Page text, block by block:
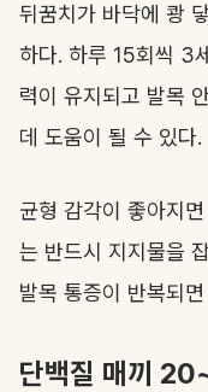
뒤꿈치가 바닥에 쾅
하다. 하루 15회씩 3
력이 유지되고 발목
데 도움이 될 수 있다.
균형 감각이 좋아지
는 반드시 지지물을
발목 통증이 반복되
단백질 매끼